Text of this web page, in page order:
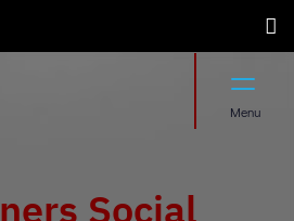
Menu
Social